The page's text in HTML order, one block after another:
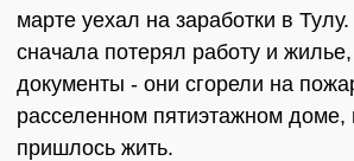
марте уехал на заработки в
сначала потерял работу и
документы - они сгорели на
расселенном пятиэтажном доме,
пришлось жить.